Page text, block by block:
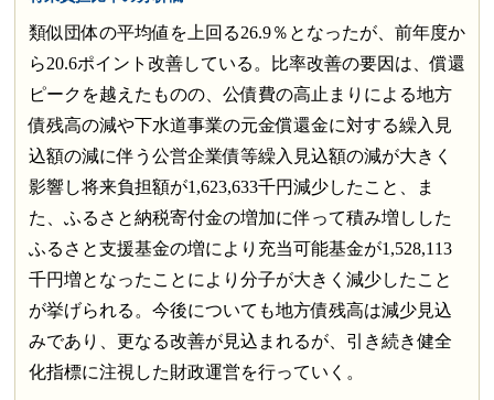
類似団体の平均値を上回る26.9％となったが、前年度か
ら20.6ポイント改善している。比率改善の要因は、償還
ピークを越えたものの、公債費の高止まりによる地方
債残高の減や下水道事業の元金償還金に対する繰入見
込額の減に伴う公営企業債等繰入見込額の減が大きく
影響し将来負担額が1,623,633千円減少したこと、ま
た、ふるさと納税寄付金の増加に伴って積み増しした
ふるさと支援基金の増により充当可能基金が1,528,113
千円増となったことにより分子が大きく減少したこと
が挙げられる。今後についても地方債残高は減少見込
みであり、更なる改善が見込まれるが、引き続き健全
化指標に注視した財政運営を行っていく。